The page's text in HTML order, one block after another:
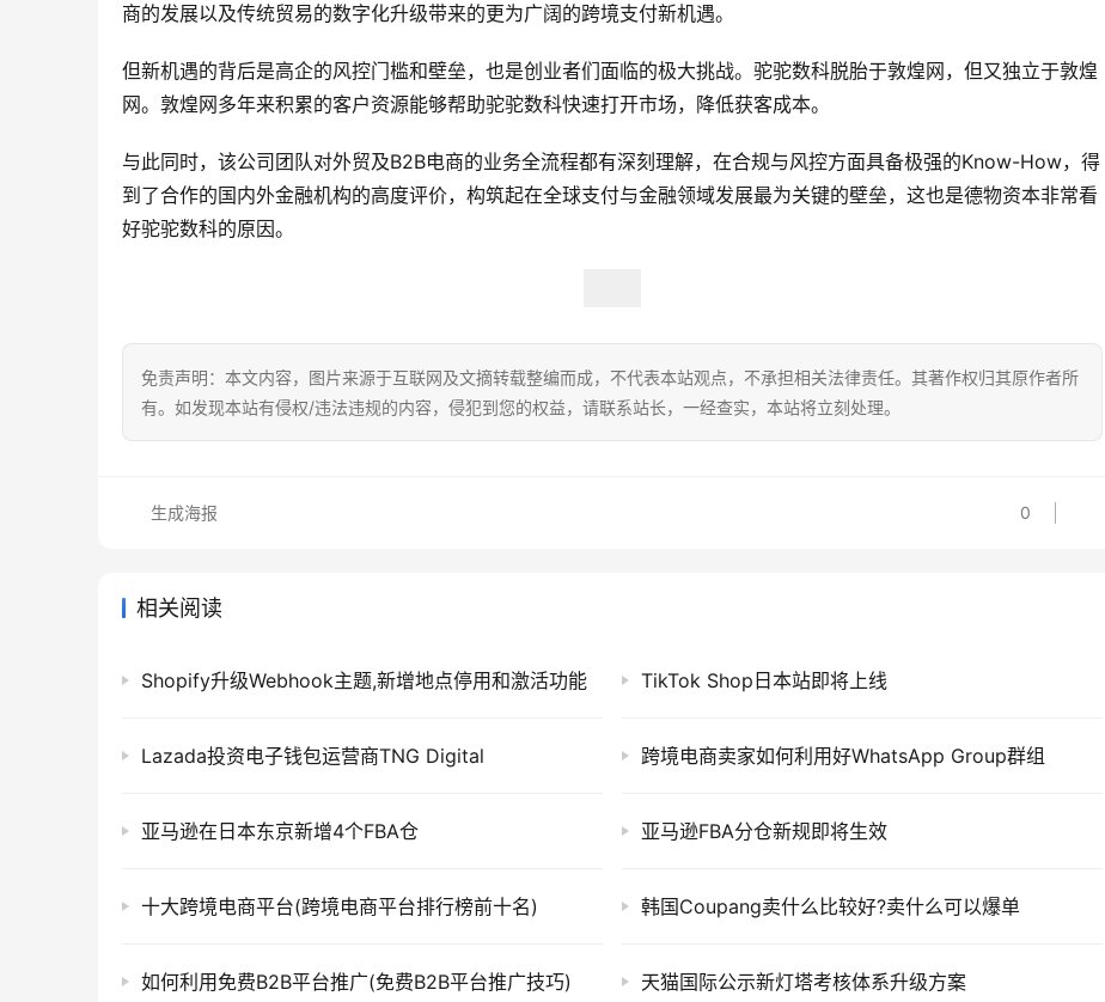
商的发展以及传统贸易的数字化升级带来的更为广阔的跨境支付新机遇。
但新机遇的背后是高企的风控门槛和壁垒，也是创业者们面临的极大挑战。驼驼数科脱胎于敦煌网，但又独立于敦煌
网。敦煌网多年来积累的客户资源能够帮助驼驼数科快速打开市场，降低获客成本。
与此同时，该公司团队对外贸及B2B电商的业务全流程都有深刻理解，在合规与风控方面具备极强的Know-How，得
到了合作的国内外金融机构的高度评价，构筑起在全球支付与金融领域发展最为关键的壁垒，这也是德物资本非常看
好驼驼数科的原因。
免责声明：本文内容，图片来源于互联网及文摘转载整编而成，不代表本站观点，不承担相关法律责任。其著作权归其原作者所
有。如发现本站有侵权/违法违规的内容，侵犯到您的权益，请联系站长，一经查实，本站将立刻处理。
0
生成海报
相关阅读
Shopify升级Webhook主题,新增地点停用和激活功能 TikTok Shop日本站即将上线
Lazada投资电子钱包运营商TNG Digital 跨境电商卖家如何利用好WhatsApp Group群组
亚马逊在日本东京新增4个FBA仓 亚马逊FBA分仓新规即将生效
十大跨境电商平台(跨境电商平台排行榜前十名) 韩国Coupang卖什么比较好?卖什么可以爆单
如何利用免费B2B平台推广(免费B2B平台推广技巧) 天猫国际公示新灯塔考核体系升级方案